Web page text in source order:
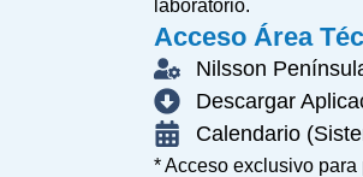
laboratorio.
Acceso Área
Nilsson
Descargar
Calendario
* Acceso exclusivo